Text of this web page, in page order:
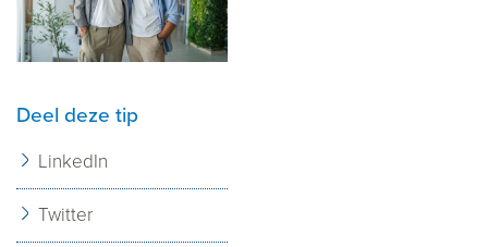
Deel deze tip
LinkedIn
Twitter